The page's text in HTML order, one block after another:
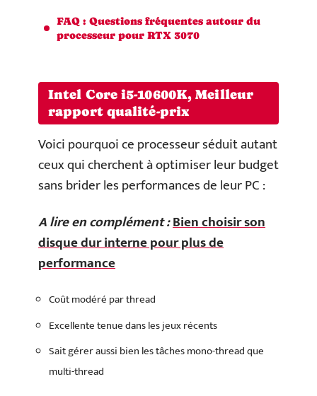
FAQ : Questions fréquentes autour du
processeur pour RTX 3070
Intel Core i5-10600K, Meilleur
rapport qualité-prix
Voici pourquoi ce processeur séduit autant
ceux qui cherchent à optimiser leur budget
sans brider les performances de leur PC :
A lire en complément :Bien choisir son
disque dur interne pour plus de
performance
Coût modéré par thread
Excellente tenue dans les jeux récents
Sait gérer aussi bien les tâches mono-thread que
multi-thread